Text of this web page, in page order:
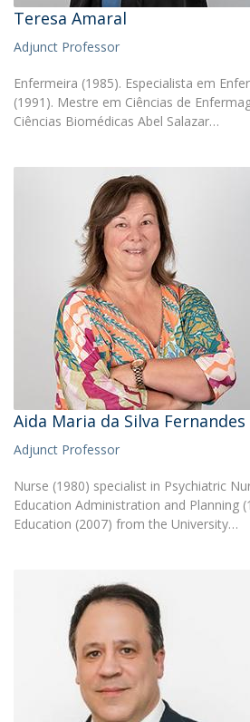
Teresa Amaral
Adjunct Professor
Enfermeira (1985). Especialista em
(1991). Mestre em Ciências de
Ciências Biomédicas Abel Salazar…
Aida Maria da Silva Fernandes
Adjunct Professor
Nurse (1980) specialist in Psychiatric
Education Administration and Planning
Education (2007) from the University…